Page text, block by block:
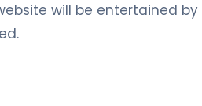
will be entertained by